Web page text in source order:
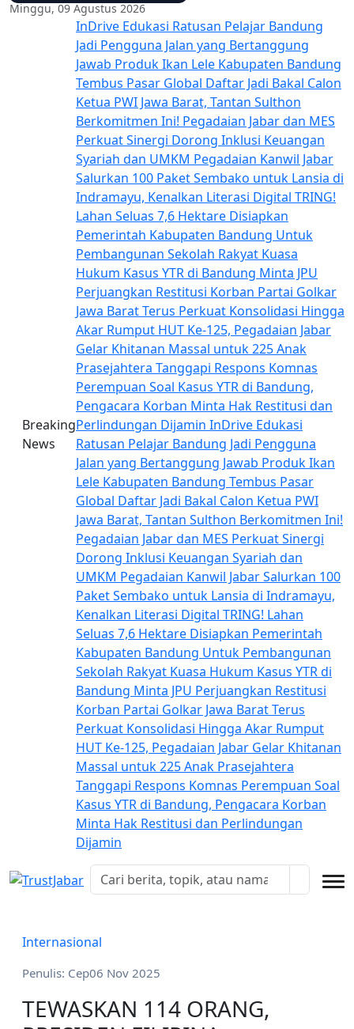
Minggu, 09 Agustus 2026
Breaking
News
InDrive Edukasi Ratusan Pelajar Bandung
Jadi Pengguna Jalan yang Bertanggung
Jawab Produk Ikan Lele Kabupaten Bandung
Tembus Pasar Global Daftar Jadi Bakal Calon
Ketua PWI Jawa Barat, Tantan Sulthon
Berkomitmen Ini! Pegadaian Jabar dan MES
Perkuat Sinergi Dorong Inklusi Keuangan
Syariah dan UMKM Pegadaian Kanwil Jabar
Salurkan 100 Paket Sembako untuk Lansia di
Indramayu, Kenalkan Literasi Digital TRING!
Lahan Seluas 7,6 Hektare Disiapkan
Pemerintah Kabupaten Bandung Untuk
Pembangunan Sekolah Rakyat Kuasa
Hukum Kasus YTR di Bandung Minta JPU
Perjuangkan Restitusi Korban Partai Golkar
Jawa Barat Terus Perkuat Konsolidasi Hingga
Akar Rumput HUT Ke-125, Pegadaian Jabar
Gelar Khitanan Massal untuk 225 Anak
Prasejahtera Tanggapi Respons Komnas
Perempuan Soal Kasus YTR di Bandung,
Pengacara Korban Minta Hak Restitusi dan
Perlindungan Dijamin InDrive Edukasi
Ratusan Pelajar Bandung Jadi Pengguna
Jalan yang Bertanggung Jawab Produk Ikan
Lele Kabupaten Bandung Tembus Pasar
Global Daftar Jadi Bakal Calon Ketua PWI
Jawa Barat, Tantan Sulthon Berkomitmen Ini!
Pegadaian Jabar dan MES Perkuat Sinergi
Dorong Inklusi Keuangan Syariah dan
UMKM Pegadaian Kanwil Jabar Salurkan 100
Paket Sembako untuk Lansia di Indramayu,
Kenalkan Literasi Digital TRING! Lahan
Seluas 7,6 Hektare Disiapkan Pemerintah
Kabupaten Bandung Untuk Pembangunan
Sekolah Rakyat Kuasa Hukum Kasus YTR di
Bandung Minta JPU Perjuangkan Restitusi
Korban Partai Golkar Jawa Barat Terus
Perkuat Konsolidasi Hingga Akar Rumput
HUT Ke-125, Pegadaian Jabar Gelar Khitanan
Massal untuk 225 Anak Prasejahtera
Tanggapi Respons Komnas Perempuan Soal
Kasus YTR di Bandung, Pengacara Korban
Minta Hak Restitusi dan Perlindungan
Dijamin
Internasional
Penulis: Cep06 Nov 2025
TEWASKAN 114 ORANG,